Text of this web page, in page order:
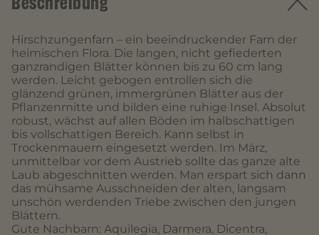
Hirschzungenfarn – ein beeindruckender Farn der
heimischen Flora. Die langen, nicht gefiederten
ganzrandigen Blätter können bis zu 60 cm lang
werden. Leicht gebogen entrollen sich die
glänzend grünen, immergrünen Blätter aus der
Pflanzenmitte und bilden eine ruhige Insel. Absolut
robust, wächst auf allen Böden im halbschattigen
bis vollschattigen Bereich. Kann selbst in
Trockenmauern eingesetzt werden. Im März,
unmittelbar vor dem Austrieb sollte das ganze alte
Laub abgeschnitten werden. Man erspart sich dann
das mühsame Ausschneiden der alten, langsam
unschön werdenden Triebe zwischen den jungen
Blättern.
Gute Nachbarn: Aquilegia, Darmera, Dicentra,